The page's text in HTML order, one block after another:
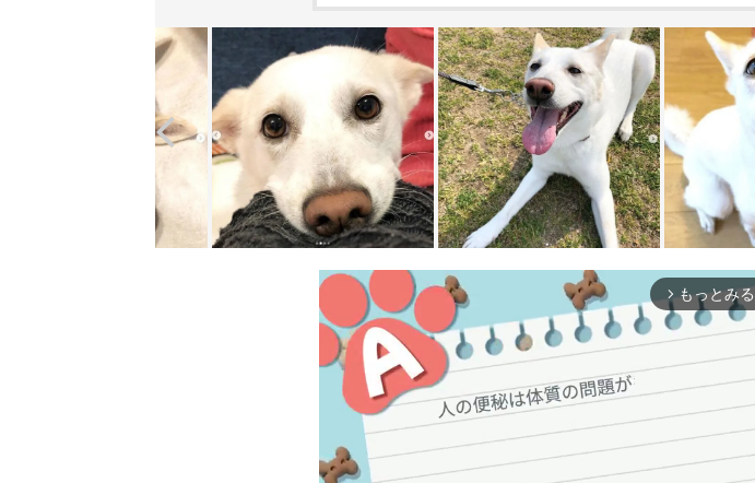
arrow_forward_ios もっとみる